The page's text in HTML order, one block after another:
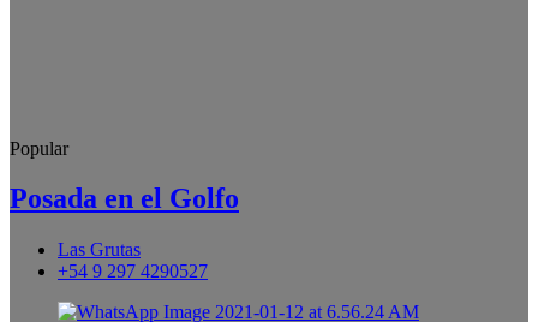
Popular
Posada en el Golfo
Las Grutas
+54 9 297 4290527